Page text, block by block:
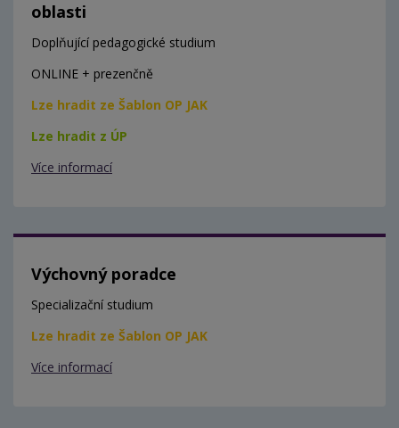
oblasti
Doplňující pedagogické studium
ONLINE + prezenčně
Lze hradit ze Šablon OP JAK
Lze hradit z ÚP
Více informací
Výchovný poradce
Specializační studium
Lze hradit ze Šablon OP JAK
Více informací